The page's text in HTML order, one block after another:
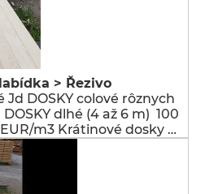
> Řezivo
DOSKY colové rôznych
dlhé (4 až 6 m) 100
m3 Krátinové dosky …